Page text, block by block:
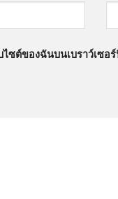
ซต์ของฉันบนเบราว์เซอ